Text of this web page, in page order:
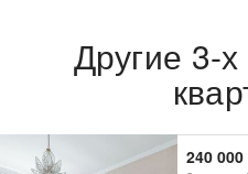
Другие 3-
240 000